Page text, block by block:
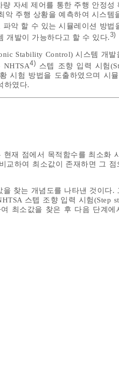
자세 제어를 통한 주행 안정성
주행 상황을 예측하여 시스템
악 할 수 있는 시뮬레이션 방법
개발이 가능하다고 할 수 있다.3)
Stability Control) 시스템 개발
NHTSA4) 스텝 조향 입력 시험
시험 방법을 도출하였으며 시
하였다.
재 점에서 목적함수를 최소화
하여 최소값이 존재하면 그 점
찾는 개념도를 나타낸 것이다.
스텝 조향 입력 시험(Step
최소값을 찾은 후 다음 단계에